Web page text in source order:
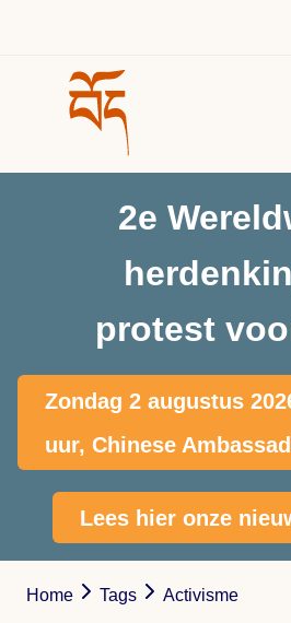
2e
protest
Zondag 2 augustus
uur, Chinese
Lees hier onze
Home Tags Activisme